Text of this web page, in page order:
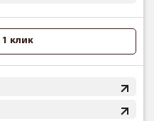
1 клик